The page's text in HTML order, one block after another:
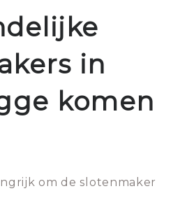
in
komen
om de slotenmaker